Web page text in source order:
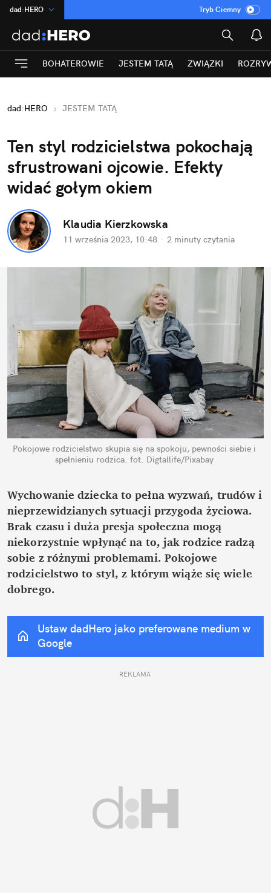
dad:HERO
:Temat
INN:Poland
ASZ:dziennik
Rozrywka
Tryb Ciemny
BOHATEROWIE JESTEM TATĄ ZWIĄZKI
dad:HERO JESTEM TATĄ
Ten styl rodzicielstwa pokochają
sfrustrowani ojcowie. Efekty
widać gołym okiem
Klaudia Kierzkowska
11 września 2023, 10:48 · 2 minuty czytania
Pokojowe rodzicielstwo skupia się na spokoju, pewności siebie i
spełnieniu rodzica. fot. Digtallife/Pixabay
Wychowanie dziecka to pełna wyzwań, trudów i
nieprzewidzianych sytuacji przygoda życiowa.
Brak czasu i duża presja społeczna mogą
niekorzystnie wpłynąć na to, jak rodzice radzą
sobie z różnymi problemami. Pokojowe
rodzicielstwo to styl, z którym wiąże się wiele
dobrego.
Ustaw dadHero jako preferowane medium w
Google
REKLAMA